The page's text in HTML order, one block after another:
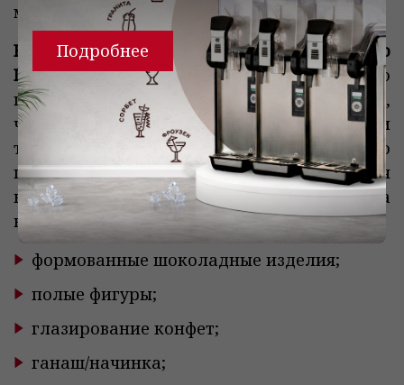
молочных продуктов. Не содержит глютен.
Кондитерский горький Шоколад кувертюр
ICAM Madesimo 52%
подходит для горячего
шоколада, изготовления пралине с тонким,
четким покрытием, равномерным цветом и
т.д. Также данный шоколад отлично
подходит для выпечки, а для изготовления
конфет ещё ничего лучше шоколада
кувертюр не придумали.
формованные шоколадные изделия;
полые фигуры;
глазирование конфет;
ганаш/начинка;
Подробнее